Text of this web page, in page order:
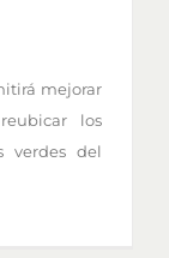
mejorar
los
verdes del